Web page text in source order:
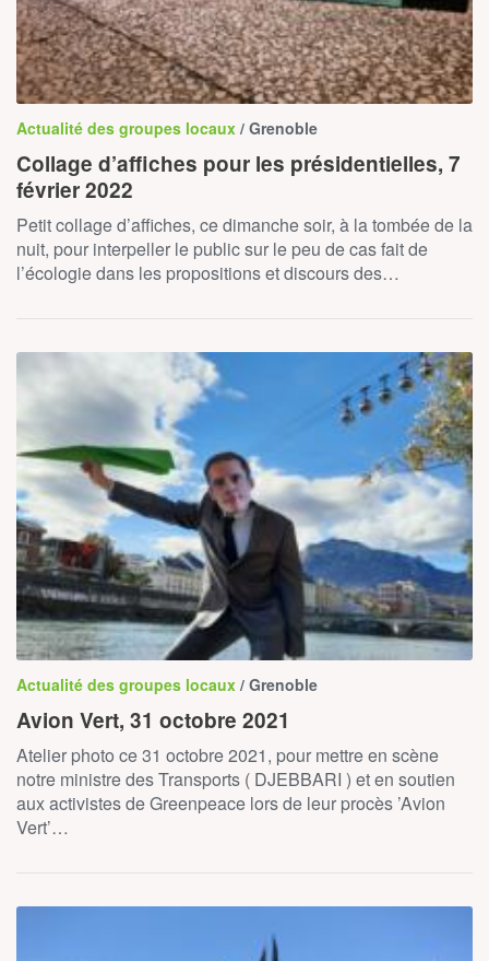
Actualité des groupes locaux / Grenoble
Collage d’affiches pour les présidentielles, 7
février 2022
Petit collage d’affiches, ce dimanche soir, à la tombée de la
nuit, pour interpeller le public sur le peu de cas fait de
l’écologie dans les propositions et discours des…
Actualité des groupes locaux / Grenoble
Avion Vert, 31 octobre 2021
Atelier photo ce 31 octobre 2021, pour mettre en scène
notre ministre des Transports ( DJEBBARI ) et en soutien
aux activistes de Greenpeace lors de leur procès ’Avion
Vert’…